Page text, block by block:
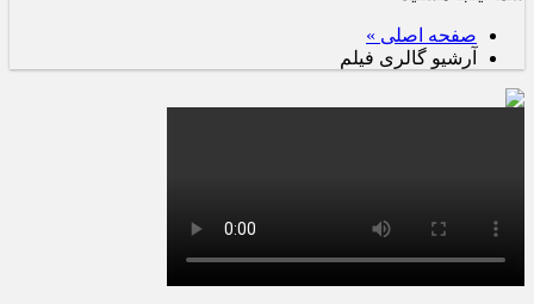
صفحه اصلی »
آرشیو گالری فیلم